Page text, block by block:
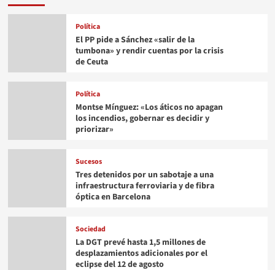
Política
El PP pide a Sánchez «salir de la
tumbona» y rendir cuentas por la crisis
de Ceuta
Política
Montse Mínguez: «Los áticos no apagan
los incendios, gobernar es decidir y
priorizar»
Sucesos
Tres detenidos por un sabotaje a una
infraestructura ferroviaria y de fibra
óptica en Barcelona
Sociedad
La DGT prevé hasta 1,5 millones de
desplazamientos adicionales por el
eclipse del 12 de agosto